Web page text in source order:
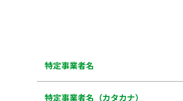
特定事業者名
特定事業者名（カタカナ）